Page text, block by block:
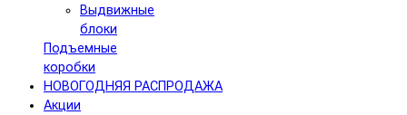
Выдвижные
блоки
Подъемные
коробки
НОВОГОДНЯЯ РАСПРОДАЖА
Акции